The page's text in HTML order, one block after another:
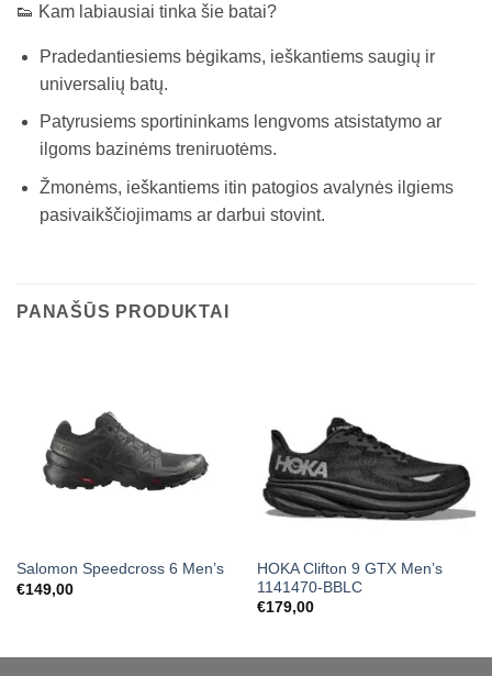
👟 Kam labiausiai tinka šie batai?
Pradedantiesiems bėgikams, ieškantiems saugių ir
universalių batų.
Patyrusiems sportininkams lengvoms atsistatymo ar
ilgoms bazinėms treniruotėms.
Žmonėms, ieškantiems itin patogios avalynės ilgiems
pasivaikščiojimams ar darbui stovint.
PANAŠŪS PRODUKTAI
Salomon Speedcross 6 Men’s
€149,00
HOKA Clifton 9 GTX Men’s
1141470-BBLC
€179,00